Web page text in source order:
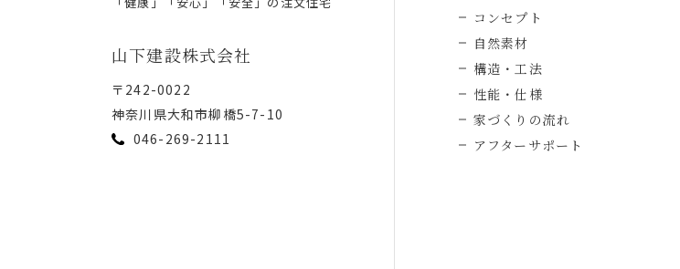
⼭下建設株式会社
〒242-0022
神奈川県⼤和市柳橋5-7-10
046-269-2111
コンセプト
自然素材
構造・工法
性能・仕様
家づくりの流れ
アフターサポート